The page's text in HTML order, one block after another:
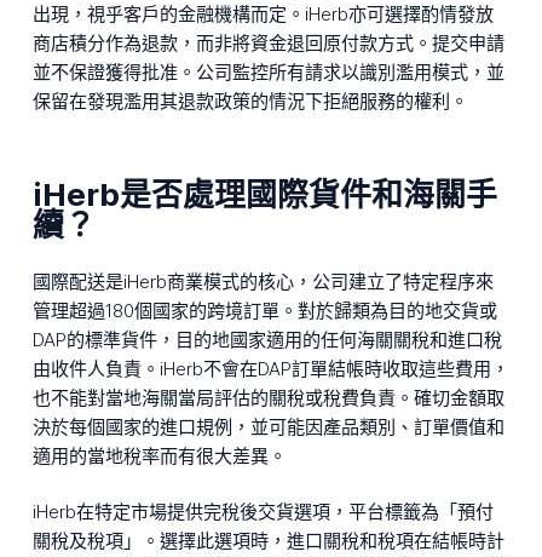
出現，視乎客戶的金融機構而定。iHerb亦可選擇酌情發放
商店積分作為退款，而非將資金退回原付款方式。提交申請
並不保證獲得批准。公司監控所有請求以識別濫用模式，並
保留在發現濫用其退款政策的情況下拒絕服務的權利。
iHerb是否處理國際貨件和海關手
續？
國際配送是iHerb商業模式的核心，公司建立了特定程序來
管理超過180個國家的跨境訂單。對於歸類為目的地交貨或
DAP的標準貨件，目的地國家適用的任何海關關稅和進口稅
由收件人負責。iHerb不會在DAP訂單結帳時收取這些費用，
也不能對當地海關當局評估的關稅或稅費負責。確切金額取
決於每個國家的進口規例，並可能因產品類別、訂單價值和
適用的當地稅率而有很大差異。
iHerb在特定市場提供完稅後交貨選項，平台標籤為「預付
關稅及稅項」。選擇此選項時，進口關稅和稅項在結帳時計